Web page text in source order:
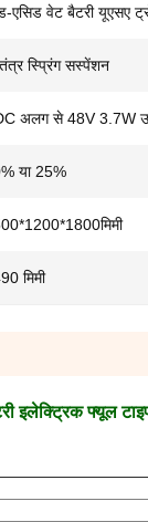
एसिड वेट बैटरी यूएसए
स्प्रिंग सस्पेंशन
अलग से 48V 3.7W
या 25%
मिमी
इलेक्ट्रिक फ्यूल